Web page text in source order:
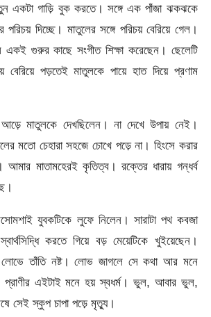
একটা গাড়ি বুক করতে। সঙ্গে এক পাঁজা ঝকঝকে
দিচ্ছে। মাতুলের সঙ্গে পরিচয় বেরিয়ে গেল।
একই গুরুর কাছে সংগীত শিক্ষা করেছেন। ছেলেটি
বেরিয়ে পড়তেই মাতুলকে পায়ে হাত দিয়ে প্রণাম
আড়ে মাতুলকে দেখছিলেন। না দেখে উপায় নেই।
মতো চেহারা সহজে চোখে পড়ে না। হিংসে করার
আমার মাতামহেরই কৃতিত্ব। রক্তের ধারায় গন্ধর্ব
যুবকটিকে লুফে নিলেন। সারাটা পথ কবজা
করতে গিয়ে বড় মেয়েটিকে খুইয়েছেন।
তাঁতি নষ্ট। লোভ জাগলে সে কথা আর মনে
প্রাণীর এইটাই মনে হয় স্বধর্ম। ভুল, আবার ভুল,
সেই স্কুপ চাপা পড়ে মৃত্যু।